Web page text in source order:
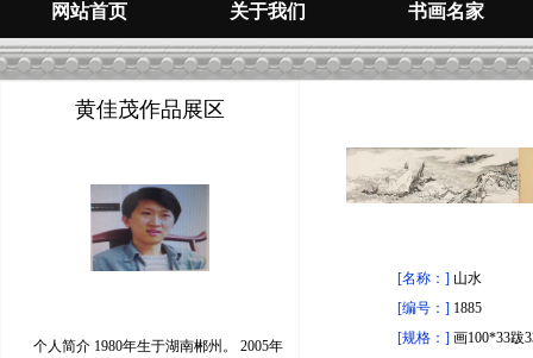
网站首页 关于我们 书画名家
黄佳茂作品展区
个人简介 1980年生于湖南郴州。 2005年
[名称：] 山水
[编号：] 1885
[规格：] 画100*33跋